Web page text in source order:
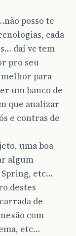
posso te
cada
daí vc tem
pro seu
melhor para
um banco de
que analizar
e contras de
uma boa
algum
Spring, etc…
destes
de
com
etc…